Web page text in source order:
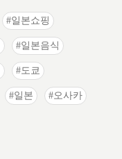
일본쇼핑
일본음식
도쿄
일본 오사카